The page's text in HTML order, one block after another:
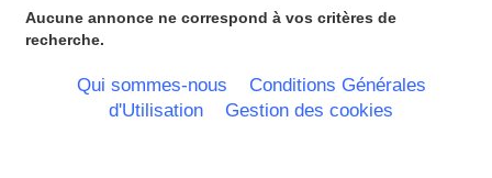
Nord Pas de Calais - Belgique -
Pays Bas
Picardie
Poitou Charentes
Principauté de Monaco
Aucune annonce ne correspond à vos critères de
recherche.
Qui sommes-nous
Conditions Générales
d'Utilisation
Gestion des cookies